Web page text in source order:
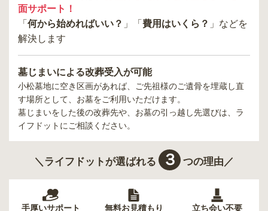
面サポート！
「 何から始めればいい？ 」「 費用はいくら？ 」などを
解決します
墓じまいによる改葬受入が可能
小松墓地に空き区画があれば、ご先祖様のご遺骨を埋蔵し直
す場所として、お墓をご利用いただけます。
墓じまいをした後の改葬先や、お墓の引っ越し先選びは、ラ
イフドットにご相談ください。
＼ライフドットが選ばれる ３ つの理由／
手厚いサポート 無料お見積もり 立ち会い不要